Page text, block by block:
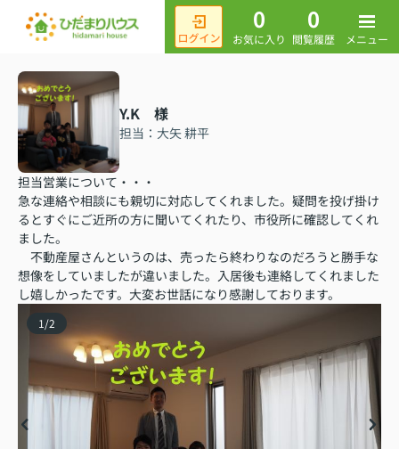
0
お気に入り
0
閲覧履歴 メニュー
Y.K 様
担当：大矢 耕平
担当営業について・・・
急な連絡や相談にも親切に対応してくれました。疑問を投げ掛け
るとすぐにご近所の方に聞いてくれたり、市役所に確認してくれ
ました。
不動産屋さんというのは、売ったら終わりなのだろうと勝手な
想像をしていましたが違いました。入居後も連絡してくれました
し嬉しかったです。大変お世話になり感謝しております。
1/2